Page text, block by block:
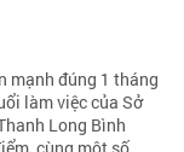
mạnh đúng 1 tháng
làm việc của Sở
Long Bình
cùng một số